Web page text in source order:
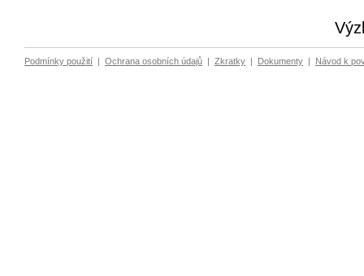
Podmínky použití | Ochrana osobních údajů | Zkratky | Dokumenty | Návod k